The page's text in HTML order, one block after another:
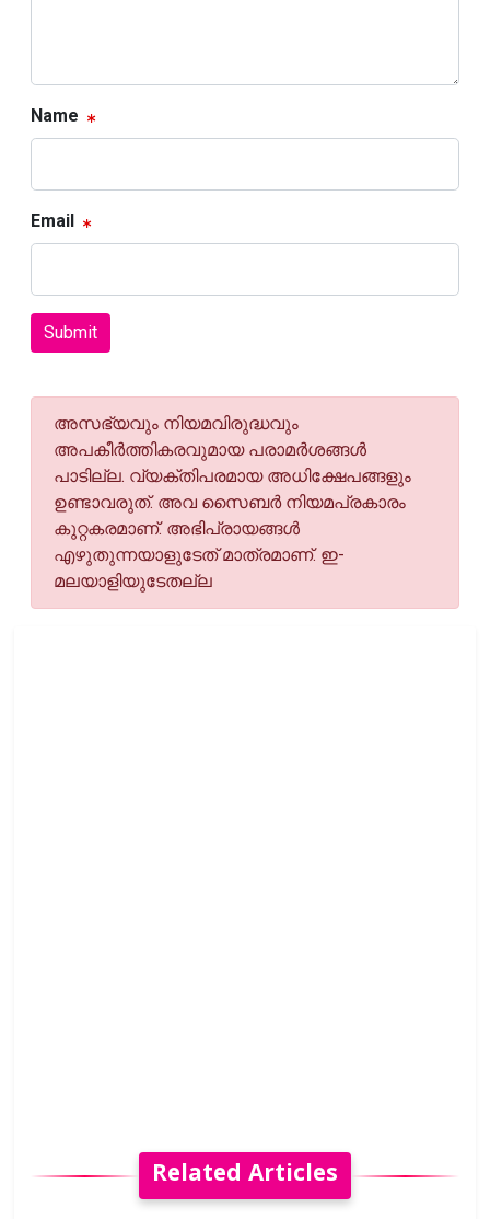
Name
Email
Submit
അസഭ്യവും നിയമവിരുദ്ധവും
അപകീര്‍ത്തികരവുമായ പരാമര്‍ശങ്ങള്‍
പാടില്ല. വ്യക്തിപരമായ അധിക്ഷേപങ്ങളും
ഉണ്ടാവരുത്. അവ സൈബര്‍ നിയമപ്രകാരം
കുറ്റകരമാണ്. അഭിപ്രായങ്ങള്‍
എഴുതുന്നയാളുടേത് മാത്രമാണ്. ഇ-
മലയാളിയുടേതല്ല
Related Articles